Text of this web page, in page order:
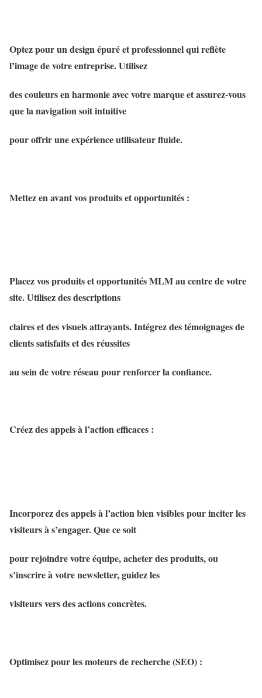
Optez pour un design épuré et professionnel qui reflète
l’image de votre entreprise. Utilisez
des couleurs en harmonie avec votre marque et assurez-vous
que la navigation soit intuitive
pour offrir une expérience utilisateur fluide.
Mettez en avant vos produits et opportunités :
Placez vos produits et opportunités MLM au centre de votre
site. Utilisez des descriptions
claires et des visuels attrayants. Intégrez des témoignages de
clients satisfaits et des réussites
au sein de votre réseau pour renforcer la confiance.
Créez des appels à l’action efficaces :
Incorporez des appels à l’action bien visibles pour inciter les
visiteurs à s’engager. Que ce soit
pour rejoindre votre équipe, acheter des produits, ou
s’inscrire à votre newsletter, guidez les
visiteurs vers des actions concrètes.
Optimisez pour les moteurs de recherche (SEO) :